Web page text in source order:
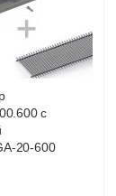
16-
27 026
с
20-600